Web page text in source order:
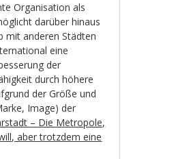
Organisation als
darüber hinaus
mit anderen Städten
eine
der
durch höhere
der Größe und
Image) der
– Die Metropole,
aber trotzdem eine